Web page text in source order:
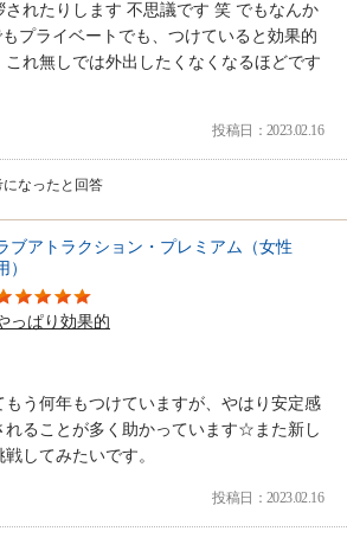
されたりします 不思議です 笑 でもなんか
プライベートでも、つけていると効果的
れ無しでは外出したくなくなるほどです
投稿日：2023.02.16
になったと回答
ブアトラクション・プレミアム（女性
）
っぱり効果的
もう何年もつけていますが、やはり安定感
れることが多く助かっています☆また新し
してみたいです。
投稿日：2023.02.16